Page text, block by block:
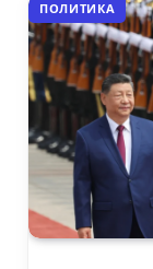
ПОЛИТИКА